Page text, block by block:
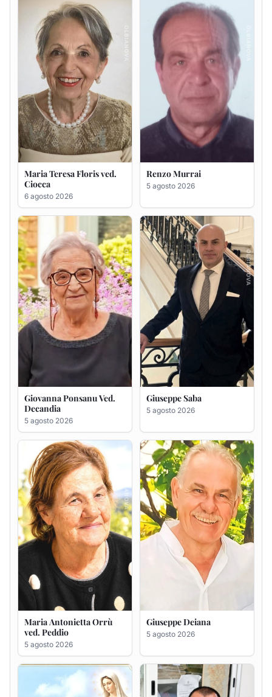
6 agosto 2026
5 agosto 2026
Giovanna Ponsanu Ved.
Decandia
5 agosto 2026
Giuseppe Saba
5 agosto 2026
Maria Antonietta Orrù
ved. Peddio
5 agosto 2026
Giuseppe Deiana
5 agosto 2026
Rosa Maria Usai ved.
D'Attellis
5 agosto 2026
Bastianino Taras
4 agosto 2026